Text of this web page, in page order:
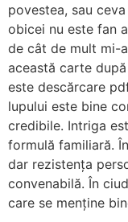
povestea, sau
obicei nu este fan
de cât de mult mi-
această carte
este descărcare
lupului este bine
credibile. Intriga
formulă familiară.
dar rezistența
convenabilă. În
care se menține